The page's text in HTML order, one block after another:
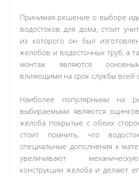
Принимая решение о выборе
водостоков для дома, стоит
из которого он был
желобов и водосточных труб, а
монтаж являются
влияющими на срок службы всей
Наиболее популярными на
выбираемыми являются
желоба покрытые с обеих
стоит помнить, что
специальные дополнения к
увеличивают
конструкции желоба и делают